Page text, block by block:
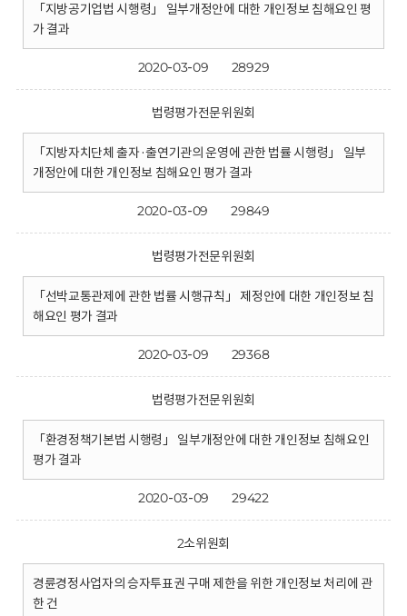
「지방공기업법 시행령」 일부개정안에 대한 개인정보 침해요인 평
가 결과
2020-03-09 28929
법령평가전문위원회
「지방자치단체 출자·출연기관의 운영에 관한 법률 시행령」 일부
개정안에 대한 개인정보 침해요인 평가 결과
2020-03-09 29849
법령평가전문위원회
「선박교통관제에 관한 법률 시행규칙」 제정안에 대한 개인정보 침
해요인 평가 결과
2020-03-09 29368
법령평가전문위원회
「환경정책기본법 시행령」 일부개정안에 대한 개인정보 침해요인
평가 결과
2020-03-09 29422
2소위원회
경륜경정사업자의 승자투표권 구매 제한을 위한 개인정보 처리에 관
한 건